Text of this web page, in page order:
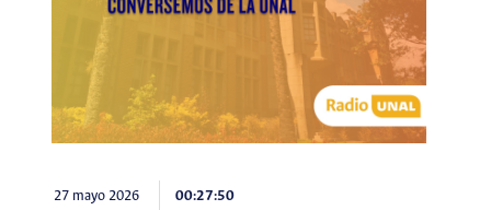
27 mayo 2026 00:27:50